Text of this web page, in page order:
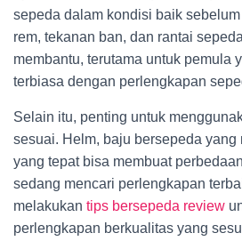
sepeda dalam kondisi baik
rem, tekanan ban, dan rantai
membantu, terutama untuk pemula
terbiasa dengan perlengkapan
Selain itu, penting untuk
sesuai. Helm, baju bersepeda yang
yang tepat bisa membuat
sedang mencari perlengkapan
melakukan tips bersepeda review
perlengkapan berkualitas yang